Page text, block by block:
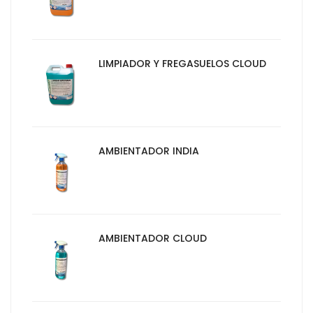
LIMPIADOR Y FREGASUELOS CLOUD
AMBIENTADOR INDIA
AMBIENTADOR CLOUD